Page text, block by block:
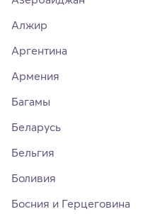
Алжир
Аргентина
Армения
Багамы
Беларусь
Бельгия
Боливия
Босния и Герцеговина